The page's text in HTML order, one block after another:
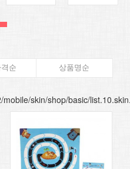
순 상품명순
skin/shop/basic/